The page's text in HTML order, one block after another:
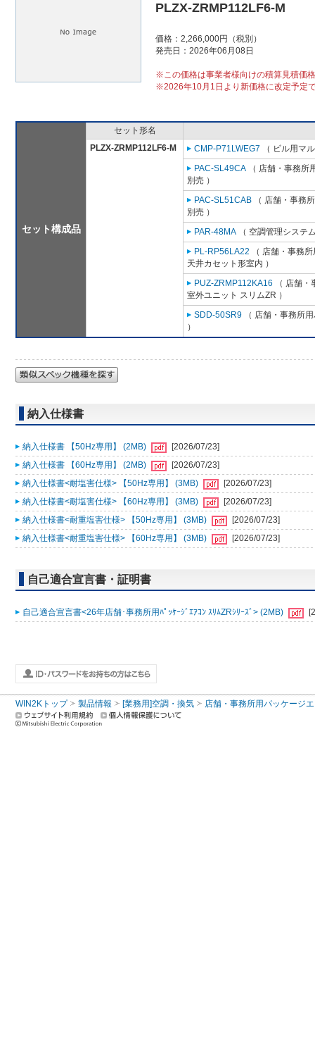
PLZX-ZRMP112LF6-M
価格：2,266,000円（税別）
発売日：2026年06月08日
※この価格は事業者様向けの積算見積価
※2026年10月1日より新価格に改定予定
セット構成品
セット形名
PLZX-ZRMP112LF6-M
CMP-P71LWEG7 （ ビル用マ
PAC-SL49CA （ 店舗・事務所
別売 ）
PAC-SL51CAB （ 店舗・事務
別売 ）
PAR-48MA （ 空調管理システ
PL-RP56LA22 （ 店舗・事務
天井カセット形室内 ）
PUZ-ZRMP112KA16 （ 店舗
室外ユニット スリムZR ）
SDD-50SR9 （ 店舗・事務所
）
納入仕様書
納入仕様書 【50Hz専用】 (2MB)
[2026/07/23]
納入仕様書 【60Hz専用】 (2MB)
[2026/07/23]
納入仕様書<耐塩害仕様> 【50Hz専用】 (3MB)
[2026/07/23]
納入仕様書<耐塩害仕様> 【60Hz専用】 (3MB)
[2026/07/23]
納入仕様書<耐重塩害仕様> 【50Hz専用】 (3MB)
[2026/07/23]
納入仕様書<耐重塩害仕様> 【60Hz専用】 (3MB)
[2026/07/23]
自己適合宣言書・証明書
自己適合宣言書<26年店舗･事務所用ﾊﾟｯｹｰｼﾞｴｱｺﾝ ｽﾘﾑZRｼﾘｰｽﾞ> (2MB)
WIN2Kトップ 製品情報 [業務用]空調・換気 店舗・事務所用パッケージ